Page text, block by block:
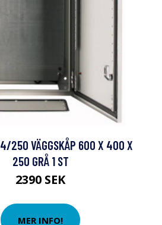
250 VÄGGSKÅP 600 X 400 X
250 GRÅ 1 ST
2390 SEK
MER INFO!